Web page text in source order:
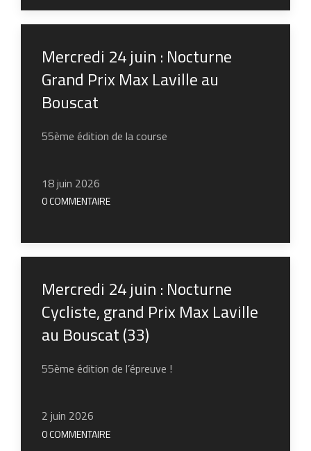
Mercredi 24 juin : Nocturne
Grand Prix Max Laville au
Bouscat
55ème édition de la course
18 juin 2026
0 COMMENTAIRE
Mercredi 24 juin : Nocturne
Cycliste, grand Prix Max Laville
au Bouscat (33)
55ème édition de l’épreuve !
2 juin 2026
0 COMMENTAIRE